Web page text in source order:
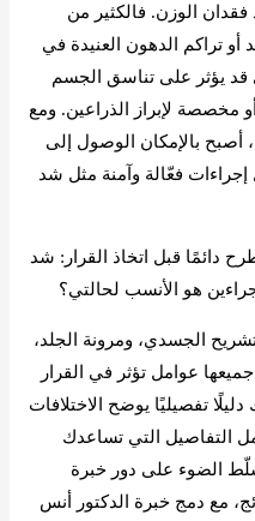
فقدان الوزن. فالكثير من
أو تراكم الدهون العنيدة في
قد يؤثر على تناسق الجسم
مخصصة لإبراز الذراعين. ومع
أصبح بالإمكان الوصول إلى
إجراءات فعّالة وآمنة مثل شد
دائمًا قبل اتخاذ القرار: شد
هو الأنسب لحالتي؟
الجسدي، ومرونة الجلد،
عوامل تؤثر في القرار
تفصيليًا يوضح الاختلافات
التفاصيل التي تساعدك
الضوء على دور خبرة
مع دمج خبرة الدكتور أنس